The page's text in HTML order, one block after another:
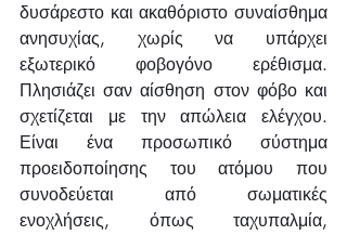
δυσάρεστο και ακαθόριστο συναίσθημα
ανησυχίας, χωρίς να υπάρχει
εξωτερικό φοβογόνο ερέθισμα.
Πλησιάζει σαν αίσθηση στον φόβο και
σχετίζεται με την απώλεια ελέγχου.
Είναι ένα προσωπικό σύστημα
προειδοποίησης του ατόμου που
συνοδεύεται από σωματικές
ενοχλήσεις, όπως ταχυπαλμία,